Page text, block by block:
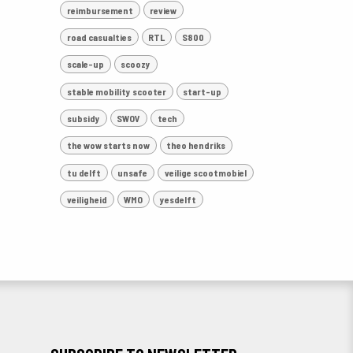
reimbursement review
road casualties RTL S800
scale-up scoozy
stable mobility scooter start-up
subsidy SWOV tech
the wow starts now theo hendriks
tu delft unsafe veilige scootmobiel
veiligheid WMO yesdelft